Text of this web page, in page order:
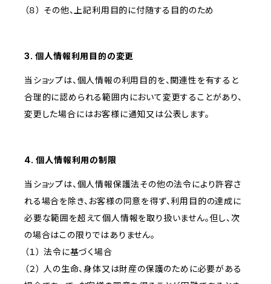
（８） その他、上記利用目的に付随する目的のため
3. 個人情報利用目的の変更
当ショップは、個人情報の利用目的を、関連性を有すると
合理的に認められる範囲内において変更することがあり、
変更した場合にはお客様に通知又は公表します。
4. 個人情報利用の制限
当ショップは、個人情報保護法その他の法令により許容さ
れる場合を除き、お客様の同意を得ず、利用目的の達成に
必要な範囲を超えて個人情報を取り扱いません。但し、次
の場合はこの限りではありません。
（１） 法令に基づく場合
（２） 人の生命、身体又は財産の保護のために必要がある